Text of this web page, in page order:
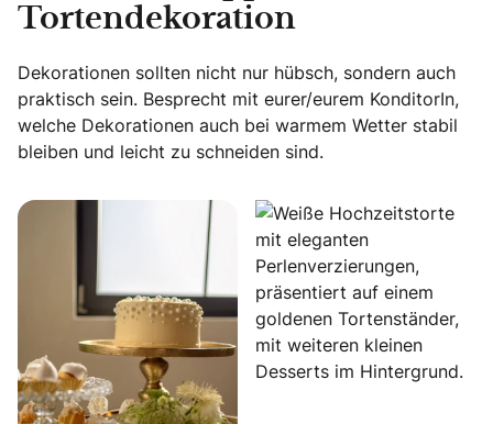
Tortendekoration
Dekorationen sollten nicht nur hübsch, sondern auch
praktisch sein. Besprecht mit eurer/eurem KonditorIn,
welche Dekorationen auch bei warmem Wetter stabil
bleiben und leicht zu schneiden sind.